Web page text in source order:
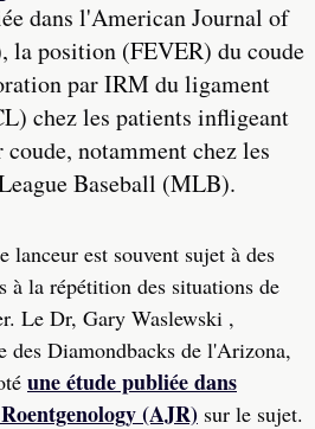
dans l'American Journal of
la position (FEVER) du coude
par IRM du ligament
chez les patients infligeant
notamment chez les
Baseball (MLB).
lanceur est souvent sujet à des
à la répétition des situations de
Le Dr, Gary Waslewski ,
des Diamondbacks de l'Arizona,
une étude publiée dans
(AJR) sur le sujet.